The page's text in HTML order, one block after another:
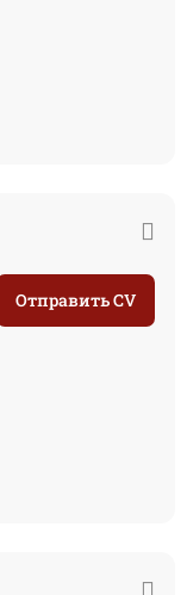
Отправить CV